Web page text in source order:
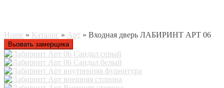
Home » Каталог » Арт » Входная дверь ЛАБИРИНТ АРТ 06
Вызвать замерщика